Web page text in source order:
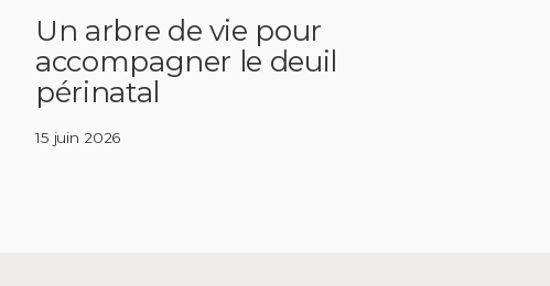
Un arbre de vie pour
accompagner le deuil
périnatal
15 juin 2026